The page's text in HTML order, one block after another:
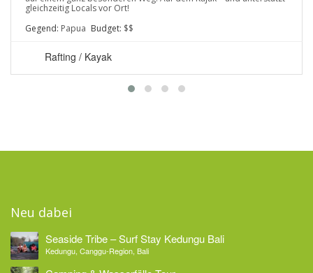
gleichzeitig Locals vor Ort!
Gegend: Papua Budget: $$
Rafting / Kayak
Neu dabei
Seaside Tribe – Surf Stay Kedungu Bali
Kedungu, Canggu-Region, Bali